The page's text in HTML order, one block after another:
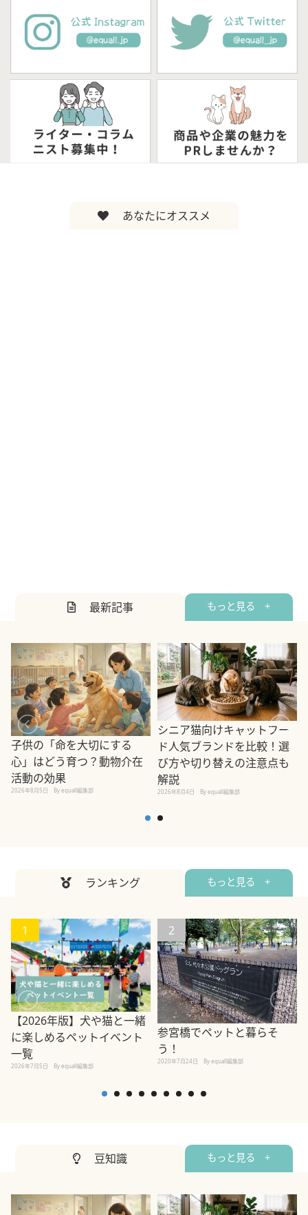
あなたにオススメ
最新記事 もっと見る +
子供の「命を大切にする
心」はどう育つ？動物介在
活動の効果
2026年8月5日 By equall編集部
シニア猫向けキャットフー
ド人気ブランドを比較！選
び方や切り替えの注意点も
解説
2026年8月4日 By equall編集部
ランキング もっと見る +
1
【2026年版】犬や猫と一緒
に楽しめるペットイベント
一覧
2026年7月5日 By equall編集部
2
参宮橋でペットと暮らそ
う！
2020年7月24日 By equall編集部
豆知識 もっと見る +